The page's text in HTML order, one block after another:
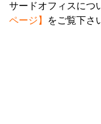
サードオフィスにつ
ページ】
をご覧下さ